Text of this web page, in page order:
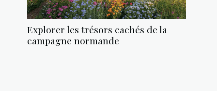
Explorer les trésors cachés de la
campagne normande